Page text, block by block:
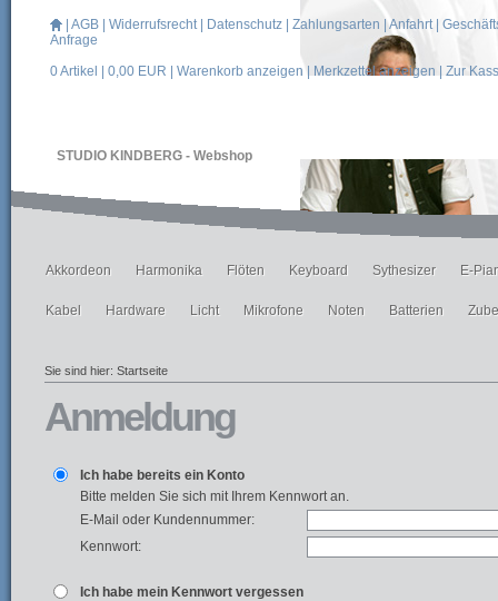
STUDIO KINDBERG - Webshop
AGB Widerrufsrecht| Datenschutz Zahlungsarten |Anfahrt|
Anfrage
0Artikel | 0,00 EUR | Warenkorb anzeigen Merkzettel anzeigen Zur
Akkordeon Harmonika Flöten Keyboard Sythesizer E-
Kabel Hardware Licht Mikrofone Noten Batterien
Sie sind hier: Startseite
Anmeldung
Ich habe bereits ein Konto
Bitte melden Sie sich mit Ihrem Kennwort an.
E-Mail oder Kundennummer:
Kennwort:
Ich habe mein Kennwort vergessen